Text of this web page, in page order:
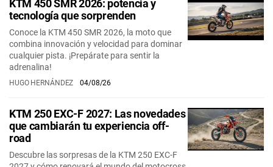
KTM 450 SMR 2026: potencia y
tecnología que sorprenden
Conoce la KTM 450 SMR 2026, la moto que
combina innovación y velocidad para dominar
cualquier pista. ¡Prepárate para sentir la
adrenalina!
HUGO HERNÁNDEZ 04/08/26
KTM 250 EXC-F 2027: Las novedades
que cambiarán tu experiencia off-
road
Descubre las sorpresas de la KTM 250 EXC-F